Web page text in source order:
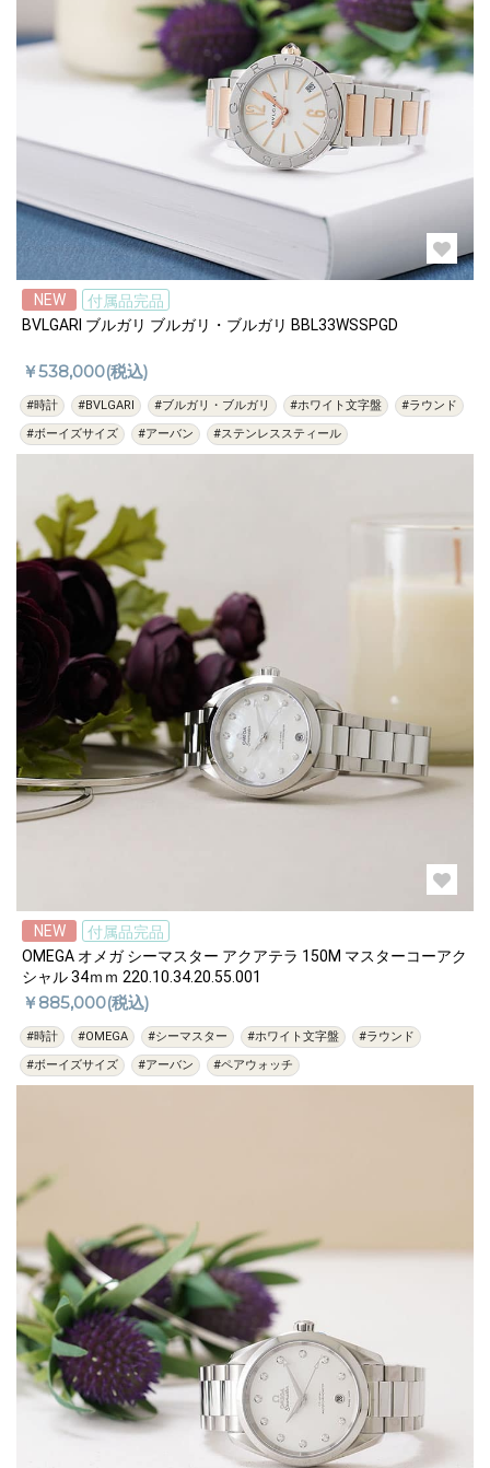
NEW
付属品完品
BVLGARI ブルガリ ブルガリ・ブルガリ BBL33WSSPGD
￥538,000(税込)
#時計 #BVLGARI #ブルガリ・ブルガリ #ホワイト文字盤
#ラウンド
#ボーイズサイズ
#アーバン #ステンレススティール
NEW
付属品完品
OMEGA オメガ シーマスター アクアテラ 150M マスターコーアク
シャル 34ｍｍ 220.10.34.20.55.001
￥885,000(税込)
#時計 #OMEGA #シーマスター #ホワイト文字盤
#ラウンド
#ボーイズサイズ
#アーバン #ペアウォッチ